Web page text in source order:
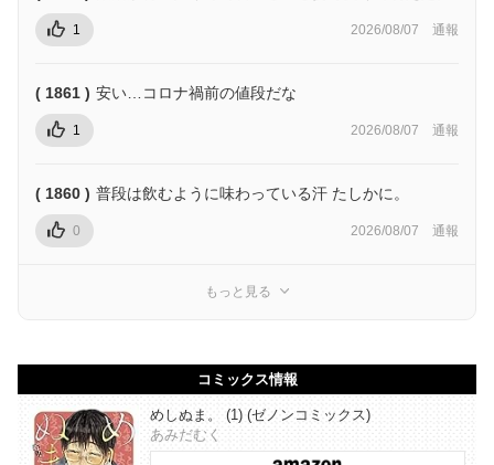
1 2026/08/07 通報
( 1861 ) 安い…コロナ禍前の値段だな
1 2026/08/07 通報
( 1860 ) 普段は飲むように味わっている汗 たしかに。
0 2026/08/07 通報
もっと見る
コミックス情報
めしぬま。 (1) (ゼノンコミックス)
あみだむく